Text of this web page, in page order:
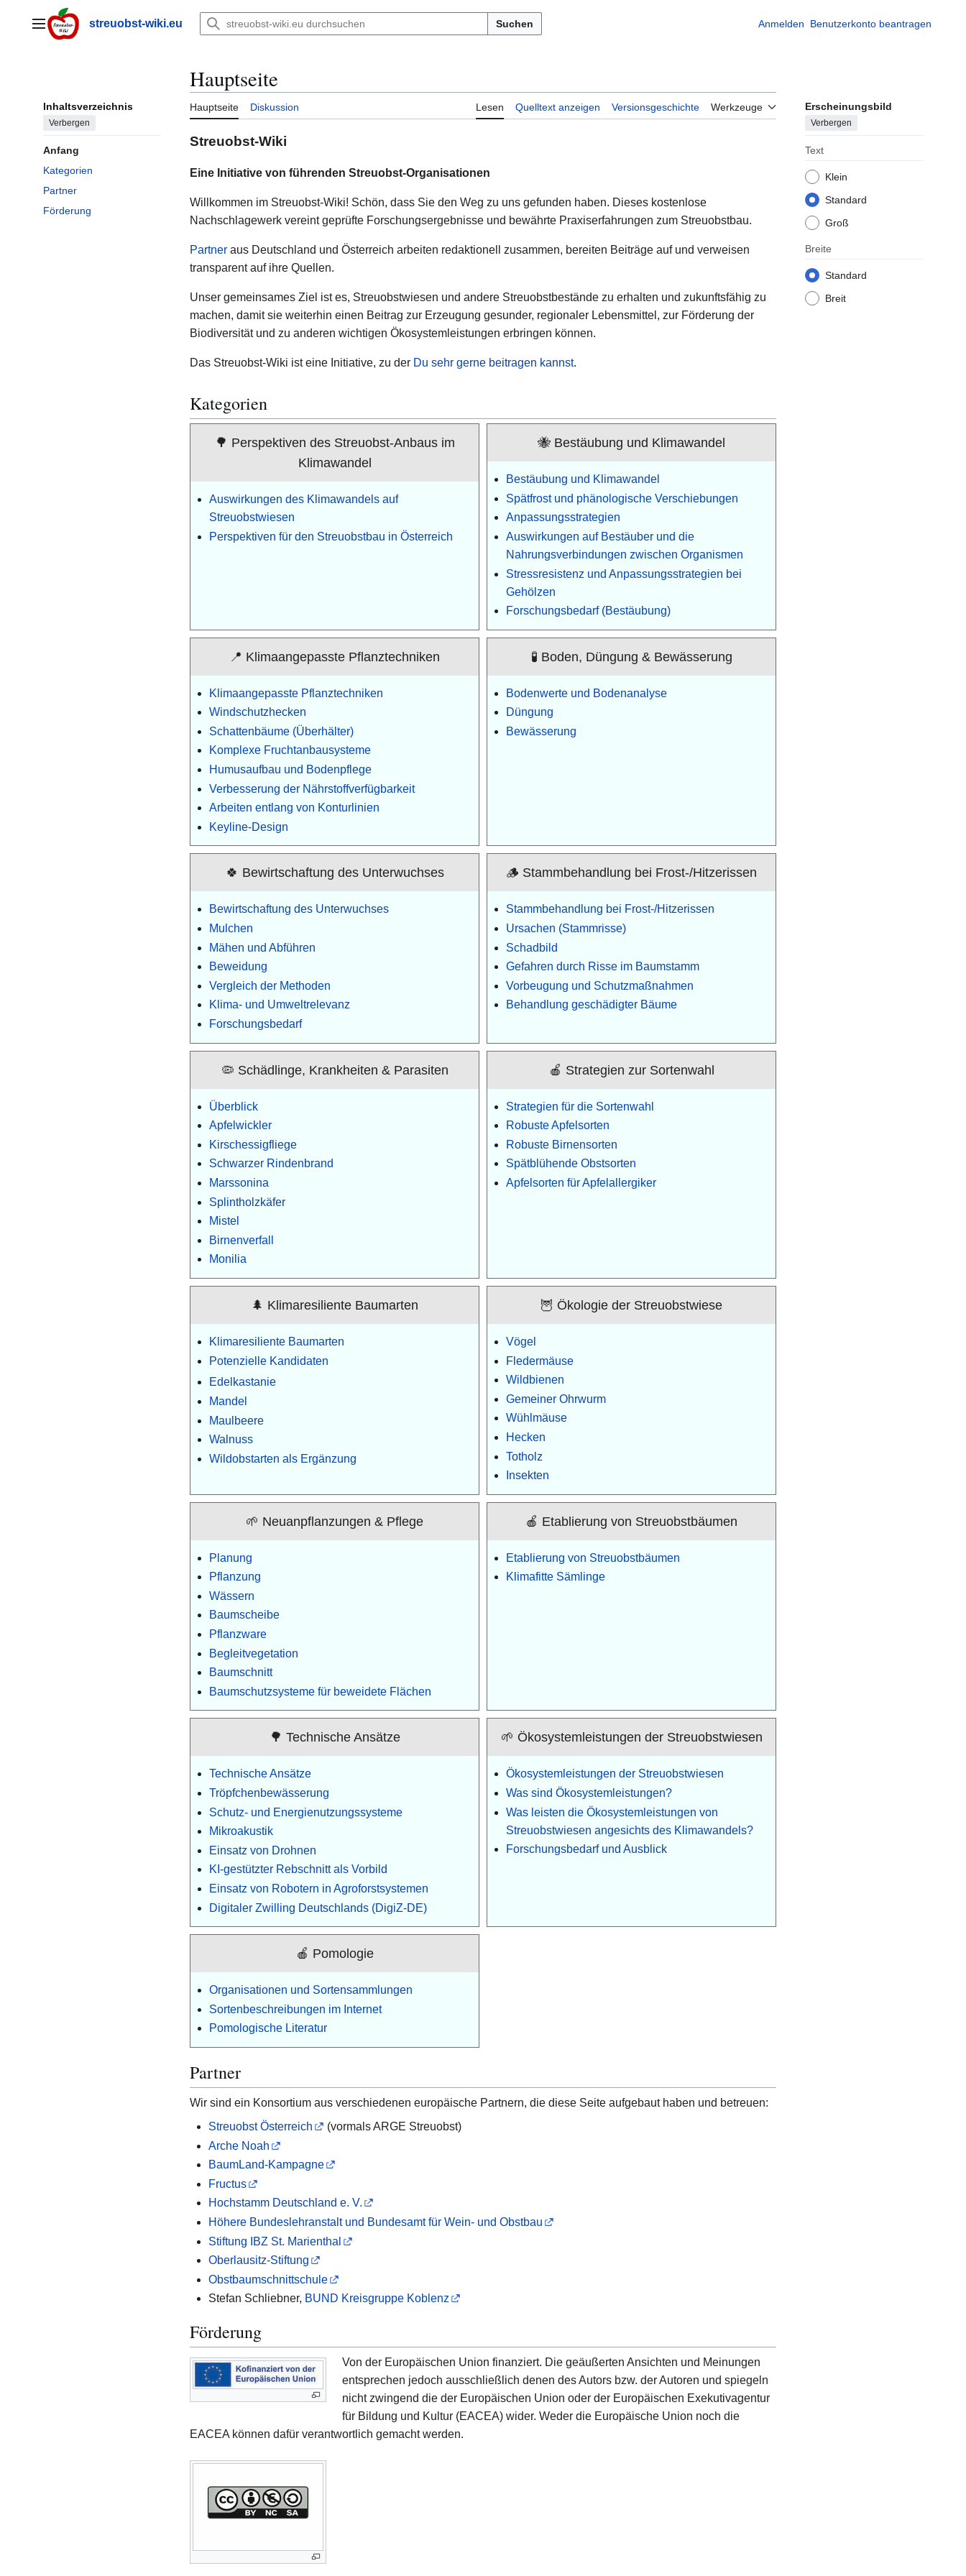
springenHauptmenüstreuobst-wiki.eu Suchen Anmelden Benutzerkonto beantragen
Inhaltsverzeichnis
Verbergen
Anfang
Kategorien
Partner
Förderung
Hauptseite
Hauptseite Diskussion Lesen Quelltext anzeigen Versionsgeschichte Werkzeuge Erscheinungsbild
Verbergen
Text
Klein
Standard
Groß
Breite
Standard
Breit
Streuobst-Wiki
Eine Initiative von führenden Streuobst-Organisationen
Willkommen im Streuobst-Wiki! Schön, dass Sie den Weg zu uns gefunden haben. Dieses kostenlose
Nachschlagewerk vereint geprüfte Forschungsergebnisse und bewährte Praxiserfahrungen zum Streuobstbau.
Partner aus Deutschland und Österreich arbeiten redaktionell zusammen, bereiten Beiträge auf und verweisen
transparent auf ihre Quellen.
Unser gemeinsames Ziel ist es, Streuobstwiesen und andere Streuobstbestände zu erhalten und zukunftsfähig zu
machen, damit sie weiterhin einen Beitrag zur Erzeugung gesunder, regionaler Lebensmittel, zur Förderung der
Biodiversität und zu anderen wichtigen Ökosystemleistungen erbringen können.
Das Streuobst-Wiki ist eine Initiative, zu der Du sehr gerne beitragen kannst.
Kategorien
🌳 Perspektiven des Streuobst-Anbaus im
Klimawandel
Auswirkungen des Klimawandels auf
Streuobstwiesen
Perspektiven für den Streuobstbau in Österreich
🐝 Bestäubung und Klimawandel
Bestäubung und Klimawandel
Spätfrost und phänologische Verschiebungen
Anpassungsstrategien
Auswirkungen auf Bestäuber und die
Nahrungsverbindungen zwischen Organismen
Stressresistenz und Anpassungsstrategien bei
Gehölzen
Forschungsbedarf (Bestäubung)
📍 Klimaangepasste Pflanztechniken
Klimaangepasste Pflanztechniken
Windschutzhecken
Schattenbäume (Überhälter)
Komplexe Fruchtanbausysteme
Humusaufbau und Bodenpflege
Verbesserung der Nährstoffverfügbarkeit
Arbeiten entlang von Konturlinien
Keyline-Design
🧪 Boden, Düngung & Bewässerung
Bodenwerte und Bodenanalyse
Düngung
Bewässerung
🍀 Bewirtschaftung des Unterwuchses
Bewirtschaftung des Unterwuchses
Mulchen
Mähen und Abführen
Beweidung
Vergleich der Methoden
Klima- und Umweltrelevanz
Forschungsbedarf
🪵 Stammbehandlung bei Frost-/Hitzerissen
Stammbehandlung bei Frost-/Hitzerissen
Ursachen (Stammrisse)
Schadbild
Gefahren durch Risse im Baumstamm
Vorbeugung und Schutzmaßnahmen
Behandlung geschädigter Bäume
🦠 Schädlinge, Krankheiten & Parasiten
Überblick
Apfelwickler
Kirschessigfliege
Schwarzer Rindenbrand
Marssonina
Splintholzkäfer
Mistel
Birnenverfall
Monilia
🍎 Strategien zur Sortenwahl
Strategien für die Sortenwahl
Robuste Apfelsorten
Robuste Birnensorten
Spätblühende Obstsorten
Apfelsorten für Apfelallergiker
🌲 Klimaresiliente Baumarten
Klimaresiliente Baumarten
Potenzielle Kandidaten
Edelkastanie
Mandel
Maulbeere
Walnuss
Wildobstarten als Ergänzung
🦉 Ökologie der Streuobstwiese
Vögel
Fledermäuse
Wildbienen
Gemeiner Ohrwurm
Wühlmäuse
Hecken
Totholz
Insekten
🌱 Neuanpflanzungen & Pflege
Planung
Pflanzung
Wässern
Baumscheibe
Pflanzware
Begleitvegetation
Baumschnitt
Baumschutzsysteme für beweidete Flächen
🍎 Etablierung von Streuobstbäumen
Etablierung von Streuobstbäumen
Klimafitte Sämlinge
🌳 Technische Ansätze
Technische Ansätze
Tröpfchenbewässerung
Schutz- und Energienutzungssysteme
Mikroakustik
Einsatz von Drohnen
KI-gestützter Rebschnitt als Vorbild
Einsatz von Robotern in Agroforstsystemen
Digitaler Zwilling Deutschlands (DigiZ-DE)
🌱 Ökosystemleistungen der Streuobstwiesen
Ökosystemleistungen der Streuobstwiesen
Was sind Ökosystemleistungen?
Was leisten die Ökosystemleistungen von
Streuobstwiesen angesichts des Klimawandels?
Forschungsbedarf und Ausblick
🍎 Pomologie
Organisationen und Sortensammlungen
Sortenbeschreibungen im Internet
Pomologische Literatur
Partner
Wir sind ein Konsortium aus verschiedenen europäische Partnern, die diese Seite aufgebaut haben und betreuen:
Streuobst Österreich
(vormals ARGE Streuobst)
Arche Noah
BaumLand-Kampagne
Fructus
Hochstamm Deutschland e. V.
Höhere Bundeslehranstalt und Bundesamt für Wein- und Obstbau
Stiftung IBZ St. Marienthal
Oberlausitz-Stiftung
Obstbaumschnittschule
Stefan Schliebner, BUND Kreisgruppe Koblenz
Förderung
Von der Europäischen Union finanziert. Die geäußerten Ansichten und Meinungen
entsprechen jedoch ausschließlich denen des Autors bzw. der Autoren und spiegeln
nicht zwingend die der Europäischen Union oder der Europäischen Exekutivagentur
für Bildung und Kultur (EACEA) wider. Weder die Europäische Union noch die
EACEA können dafür verantwortlich gemacht werden.